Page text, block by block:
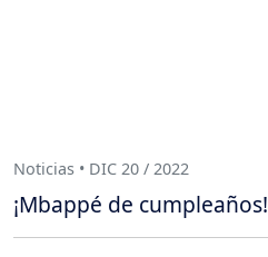
Noticias • DIC 20 / 2022
¡Mbappé de cumpleaños!